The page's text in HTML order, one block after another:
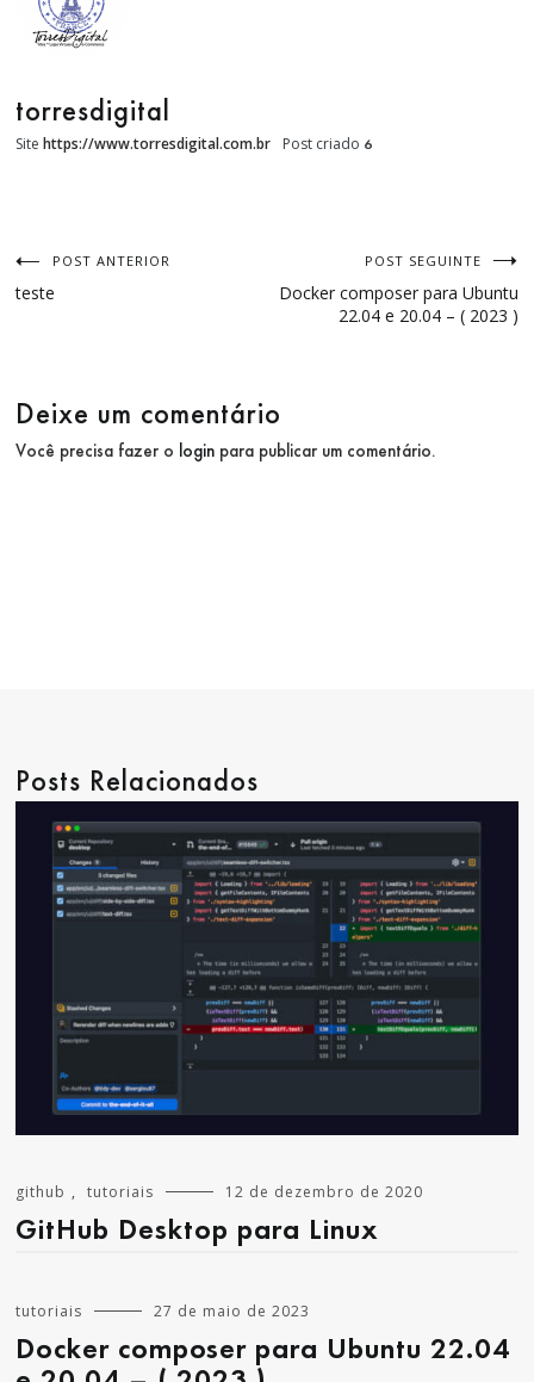
torresdigital
Site https://www.torresdigital.com.br Post criado 6
Navegação
de
POST ANTERIOR
teste
POST SEGUINTE
Docker composer para Ubuntu
22.04 e 20.04 – ( 2023 )
Deixe um comentário
Você precisa fazer o login para publicar um comentário.
Posts Relacionados
github , tutoriais 12 de dezembro de 2020
GitHub Desktop para Linux
tutoriais 27 de maio de 2023
Docker composer para Ubuntu 22.04